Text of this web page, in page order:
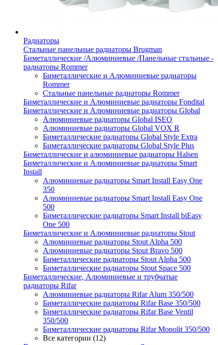
Радиаторы
Стальные панельные радиаторы Brugman
Биметаллические /Алюминиевые /Панельные стальные -
радиаторы Rommer
Биметаллические и Алюминиевые радиаторы
Rommer
Стальные панельные радиаторы Rommer
Биметаллические и Алюминиевые радиаторы Fondital
Биметаллические и Алюминиевые радиаторы Global
Алюминиевые радиаторы Global ISEO
Алюминиевые радиаторы Global VOX R
Биметаллические радиаторы Global Style Extra
Биметаллические радиаторы Global Style Plus
Биметаллические и алюминиевые радиаторы Halsen
Биметаллические и Алюминиевые радиаторы Smart
Install
Алюминиевые радиаторы Smart Install Easy One
350
Алюминиевые радиаторы Smart Install Easy One
500
Биметаллические радиаторы Smart Install biEasy
One 500
Биметаллические и Алюминиевые радиаторы Stout
Алюминиевые радиаторы Stout Alpha 500
Алюминиевые радиаторы Stout Bravo 500
Биметаллические радиаторы Stout Alpha 500
Биметаллические радиаторы Stout Space 500
Биметаллические, Алюминиевые и трубчатые
радиаторы Rifar
Алюминиевые радиаторы Rifar Alum 350/500
Биметаллические радиаторы Rifar Base 350/500
Биметаллические радиаторы Rifar Base Ventil
350/500
Биметаллические радиаторы Rifar Monolit 350/500
Все категории (12)